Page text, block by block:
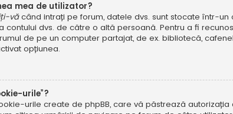
mea de utilizator?
văcând intrați pe forum, datele dvs. sunt stocate într-
contului dvs. de către o altă persoană. Pentru a fi
de pe un computer partajat, de ex. bibliotecă,
opțiunea.
urile”?
urile create de phpBB, care vă păstrează